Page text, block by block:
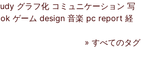
グラフ化 コミュニケーション 写
ゲーム design 音楽 pc report 経
» すべてのタグ